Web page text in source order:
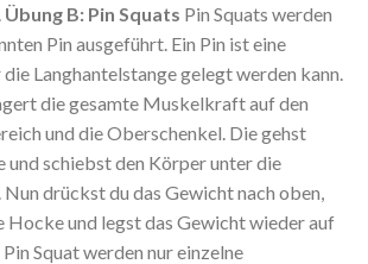
Übung B: Pin Squats Pin Squats werden
Pin ausgeführt. Ein Pin ist eine
Langhantelstange gelegt werden kann.
die gesamte Muskelkraft auf den
und die Oberschenkel. Die gehst
und schiebst den Körper unter die
drückst du das Gewicht nach oben,
Hocke und legst das Gewicht wieder auf
Squat werden nur einzelne